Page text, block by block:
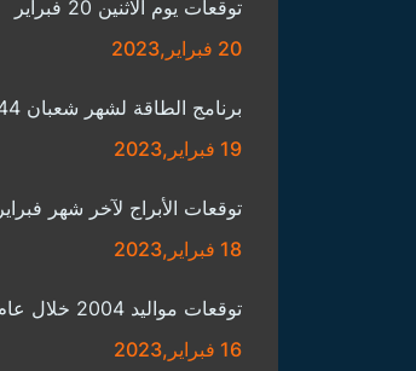
توقعات يوم الاثنين 20 فبراير
20 فبراير,2023
برنامج الطاقة لشهر شعبان 1444 هـ
19 فبراير,2023
توقعات الأبراج لآخر شهر فبراير
18 فبراير,2023
توقعات مواليد 2004 خلال عام 2023
16 فبراير,2023